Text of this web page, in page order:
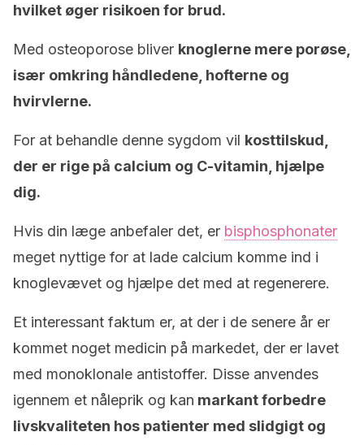
hvilket øger risikoen for brud.
Med osteoporose bliver knoglerne mere porøse,
især omkring håndledene, hofterne og
hvirvlerne.
For at behandle denne sygdom vil kosttilskud,
der er rige på calcium og C-vitamin, hjælpe
dig.
Hvis din læge anbefaler det, er bisphosphonater
meget nyttige for at lade calcium komme ind i
knoglevævet og hjælpe det med at regenerere.
Et interessant faktum er, at der i de senere år er
kommet noget medicin på markedet, der er lavet
med monoklonale antistoffer. Disse anvendes
igennem et nåleprik og kan markant forbedre
livskvaliteten hos patienter med slidgigt og